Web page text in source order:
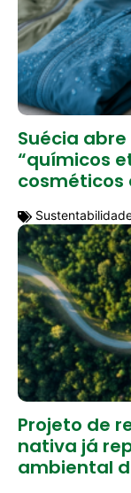
Suécia
“químicos
cosméticos
Projeto de
nativa já
ambiental